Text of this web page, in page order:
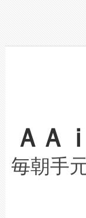
上げお
設備整
加組織
選定さ
取得で
設には
最高経
す。「
ームを
増加し
る電力
事業者
系統連
限を超
持でき
ービス
テリー
念は、
リュー
した
狭視野
ケーブ
なレー
な環境
キロメ
LiDAR
は1535
ＡＡ
毎朝手